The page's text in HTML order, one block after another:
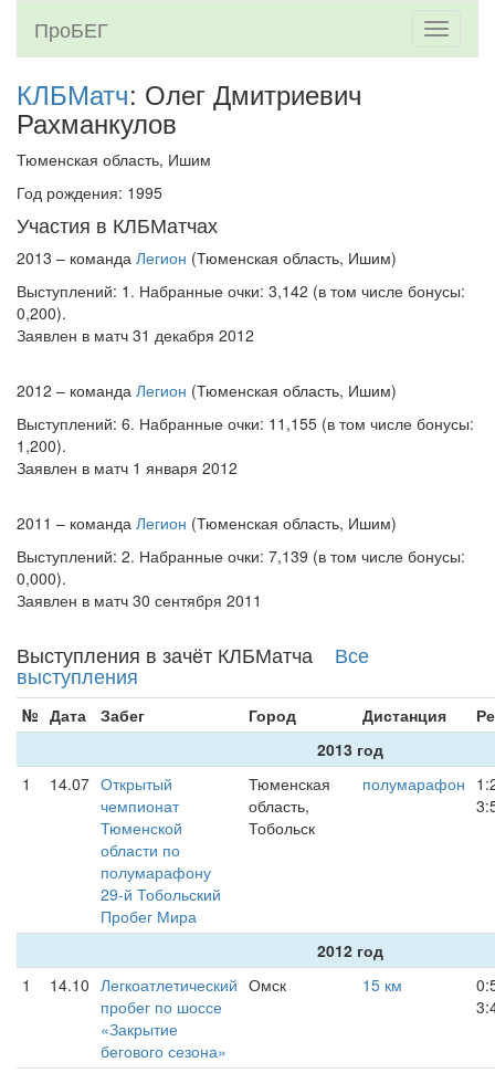
Toggle
ПроБЕГ
КЛБМатч: Олег Дмитриевич
Рахманкулов
Тюменская область, Ишим
Год рождения: 1995
Участия в КЛБМатчах
2013 – команда Легион (Тюменская область, Ишим)
Выступлений: 1. Набранные очки: 3,142 (в том числе бонусы:
0,200).
Заявлен в матч 31 декабря 2012
2012 – команда Легион (Тюменская область, Ишим)
Выступлений: 6. Набранные очки: 11,155 (в том числе бонусы:
1,200).
Заявлен в матч 1 января 2012
2011 – команда Легион (Тюменская область, Ишим)
Выступлений: 2. Набранные очки: 7,139 (в том числе бонусы:
0,000).
Заявлен в матч 30 сентября 2011
Выступления в зачёт КЛБМатча Все
выступления
№ Дата Забег Город Дистанция
2013 год
1
14.07 Открытый
чемпионат
Тюменской
области по
полумарафону
29-й Тобольский
Пробег Мира
Тюменская
область,
Тобольск
полумарафон
2012 год
1
14.10 Легкоатлетический
пробег по шоссе
«Закрытие
бегового сезона»
Омск 15 км